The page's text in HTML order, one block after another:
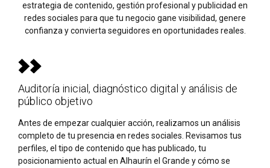
estrategia de contenido, gestión profesional y publicidad en
redes sociales para que tu negocio gane visibilidad, genere
confianza y convierta seguidores en oportunidades reales.
Auditoría inicial, diagnóstico digital y análisis de
público objetivo
Antes de empezar cualquier acción, realizamos un análisis
completo de tu presencia en redes sociales. Revisamos tus
perfiles, el tipo de contenido que has publicado, tu
posicionamiento actual en Alhaurín el Grande y cómo se